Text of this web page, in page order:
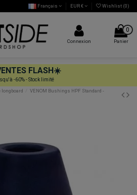
Français EUR € Wishlist (0)
Connexion
0
Panier
FLASH☀️
-60% - Stock limité
VENOM Bushings HPF Standard -